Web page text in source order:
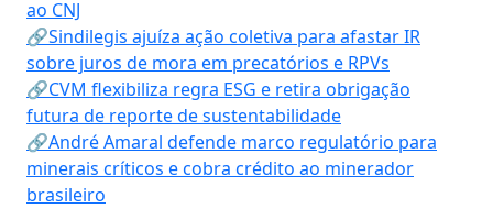
ao CNJ
🔗Sindilegis ajuíza ação coletiva para afastar IR
sobre juros de mora em precatórios e RPVs
🔗CVM flexibiliza regra ESG e retira obrigação
futura de reporte de sustentabilidade
🔗André Amaral defende marco regulatório para
minerais críticos e cobra crédito ao minerador
brasileiro